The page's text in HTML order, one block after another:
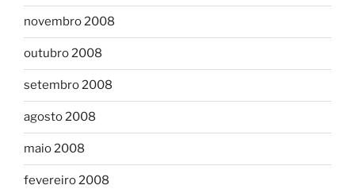
novembro 2008
outubro 2008
setembro 2008
agosto 2008
maio 2008
fevereiro 2008